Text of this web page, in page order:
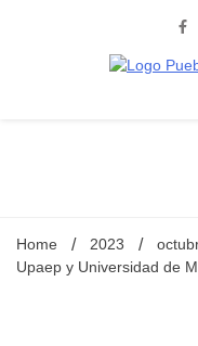
Noticias de actualidad de
Home 2023
Upaep y Universidad de